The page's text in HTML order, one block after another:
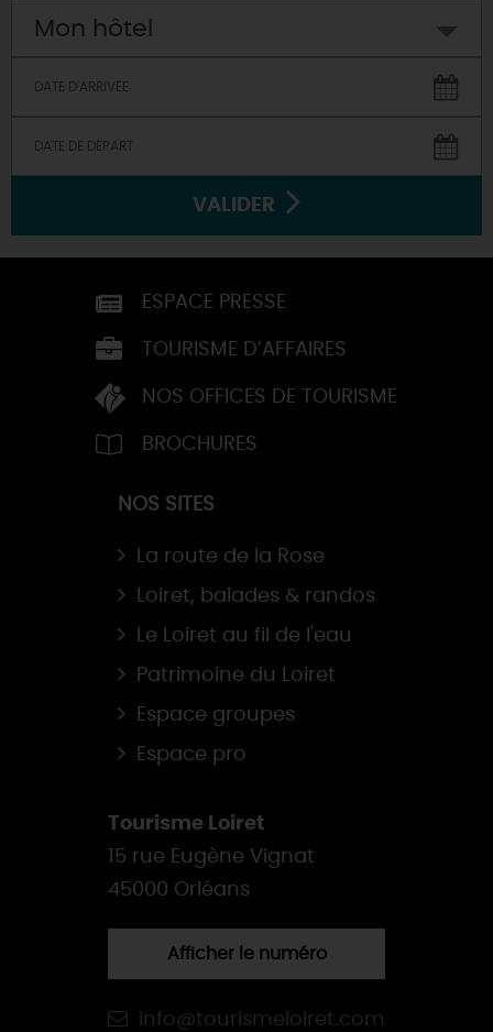
Mon hôtel
VALIDER
ESPACE PRESSE
TOURISME D’AFFAIRES
NOS OFFICES DE TOURISME
BROCHURES
NOS SITES
La route de la Rose
Loiret, balades & randos
Le Loiret au fil de l'eau
Patrimoine du Loiret
Espace groupes
Espace pro
Tourisme Loiret
15 rue Eugène Vignat
45000 Orléans
Afficher le numéro
info@tourismeloiret.com